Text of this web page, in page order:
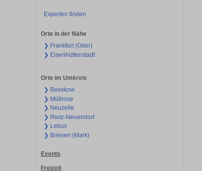
Experten finden
Orte in der Nähe
❯ Frankfurt (Oder)
❯ Eisenhüttenstadt
Orte im Umkreis
❯ Beeskow
❯ Müllrose
❯ Neuzelle
❯ Rietz-Neuendorf
❯ Lebus
❯ Briesen (Mark)
Events
Freizeit